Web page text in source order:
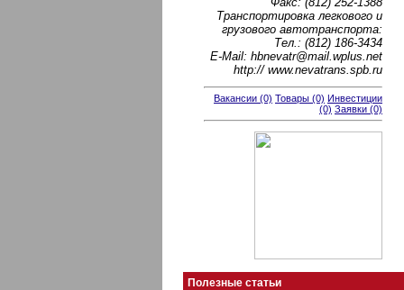
Транспортировка легкового и
грузового автотранспорта:
Тел.: (812) 186-3434
E-Mail: hbnevatr@mail.wplus.net
http:// www.nevatrans.spb.ru
Вакансии (0) Товары (0) Инвестиции
(0) Заявки (0)
Полезные статьи